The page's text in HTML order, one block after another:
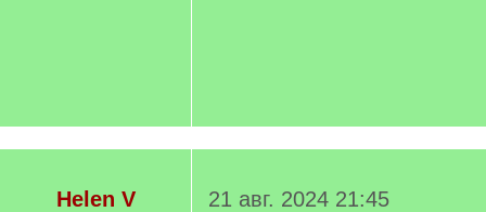
Helen V
21 авг. 2024 21:45